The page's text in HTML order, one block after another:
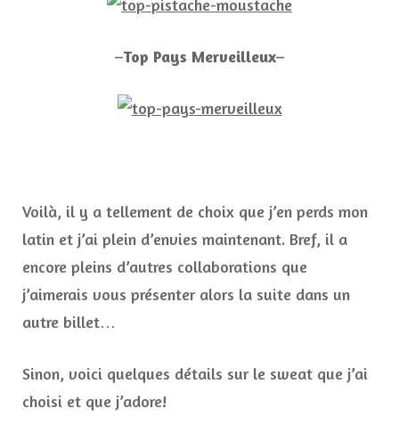
–Top Pays Merveilleux–
Voilà, il y a tellement de choix que j’en perds mon
latin et j’ai plein d’envies maintenant. Bref, il a
encore pleins d’autres collaborations que
j’aimerais vous présenter alors la suite dans un
autre billet…
Sinon, voici quelques détails sur le sweat que j’ai
choisi et que j’adore!